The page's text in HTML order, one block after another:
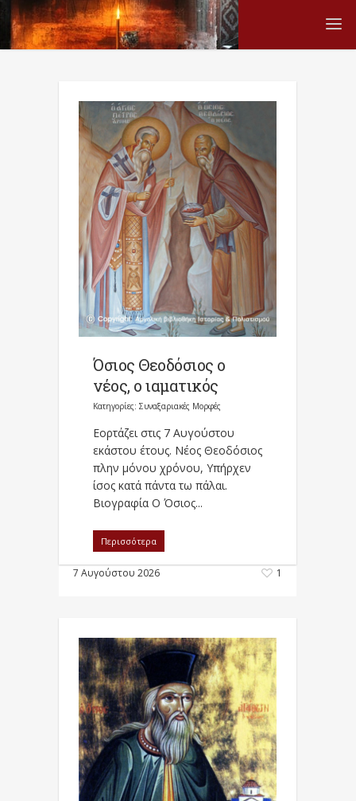
Όσιος Θεοδόσιος ο
νέος, ο ιαματικός
Κατηγορίες: Συναξαριακές Μορφές
Εορτάζει στις 7 Αυγούστου
εκάστου έτους. Nέος Θεοδόσιος
πλην μόνου χρόνου, Yπήρχεν
ίσος κατά πάντα τω πάλαι.
Βιογραφία Ο Όσιος...
Περισσότερα
7 Αυγούστου 2026 1